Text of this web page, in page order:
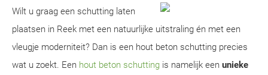
Wilt u graag een schutting laten
plaatsen in Reek met een natuurlijke uitstraling én met een
vleugje moderniteit? Dan is een hout beton schutting precies
wat u zoekt. Een hout beton schutting is namelijk een unieke